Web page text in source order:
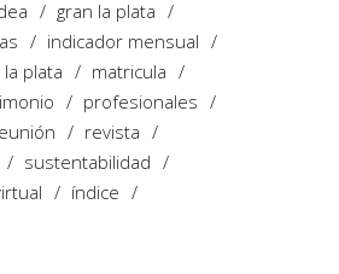
gran la plata
indicador mensual
la plata
matricula
profesionales
revista
sustentabilidad
índice